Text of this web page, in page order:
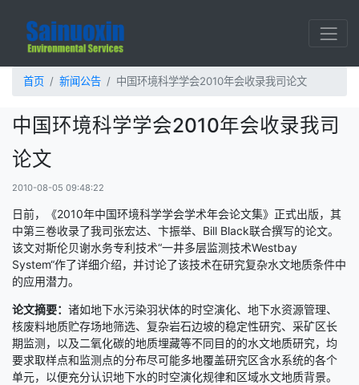
首页 新闻公告 中国环境科学学会2010年会收录我司论文
中国环境科学学会2010年会收录我司
论文
2010-08-05 09:48:22
日前，《2010年中国环境科学学会学术年会论文集》正式出版，其
中第三卷收录了我司张宏达、卞振举、Bill Black联合撰写的论文。
该文对斯伦贝谢水务专利技术“一井多层监测技术Westbay
System“作了详细介绍，并讨论了该技术在研究复杂水文地质条件中
的应用潜力。
论文摘要： 诸如地下水污染羽状体的时空演化、地下水资源管理、
核废料地质贮存场地筛选、复杂岩石边坡的稳定性研究、采矿区长
期监测，以及二氧化碳的地质埋藏等不同目的的水文地质研究，均
要求取样点和监测点的分布尽可能多地覆盖研究区含水系统的各个
单元，以便充分认识地下水的时空演化规律和区域水文地质背景。